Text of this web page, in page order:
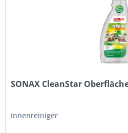
SONAX CleanStar
Innenreiniger